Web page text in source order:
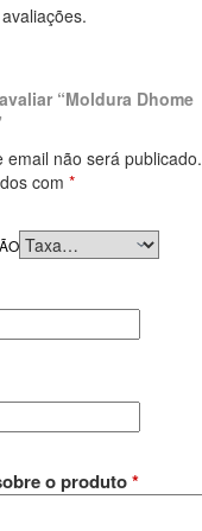
“Moldura Dhome
email não será publicado.
com *
o produto*